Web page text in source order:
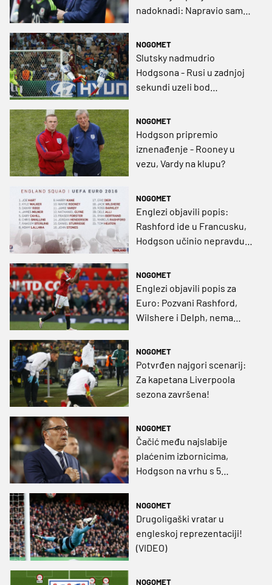
nadoknadi: Napravio sam
NOGOMET
Slutsky nadmudrio
Hodgsona - Rusi u zadnjoj
sekundi uzeli bod
NOGOMET
Hodgson pripremio
iznenađenje - Rooney u
vezu, Vardy na klupu?
NOGOMET
Englezi objavili popis:
Rashford ide u Francusku,
Hodgson učinio nepravdu
NOGOMET
Englezi objavili popis za
Euro: Pozvani Rashford,
Wilshere i Delph, nema
NOGOMET
Potvrđen najgori scenarij:
Za kapetana Liverpoola
sezona završena!
NOGOMET
Čačić među najslabije
plaćenim izbornicima,
Hodgson na vrhu s 5
NOGOMET
Drugoligaški vratar u
engleskoj reprezentaciji!
(VIDEO)
NOGOMET